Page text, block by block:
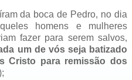
da boca de Pedro, no dia
homens e mulheres
fazer para serem salvos,
um de vós seja batizado
Cristo para remissão dos